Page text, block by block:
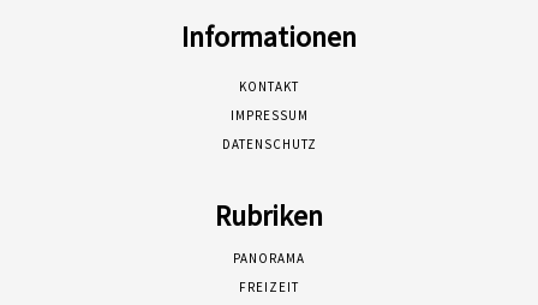
Informationen
KONTAKT
IMPRESSUM
DATENSCHUTZ
Rubriken
PANORAMA
FREIZEIT